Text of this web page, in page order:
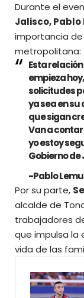
Durante el
Jalisco,
importancia de
metropolitana:
Esta
empieza
solicitudes
ya sea en
que sigan
Van a
yo estoy
Gobierno de
-Pablo
Por su parte,
alcalde de
trabajadores
que impulsa la
vida de las